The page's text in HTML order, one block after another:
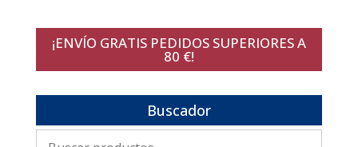
¡ENVÍO GRATIS PEDIDOS SUPERIORES A
80 €!
Buscador